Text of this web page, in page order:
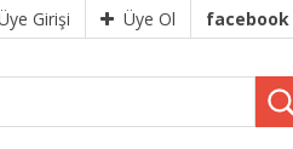
Girişi Üye Ol facebook